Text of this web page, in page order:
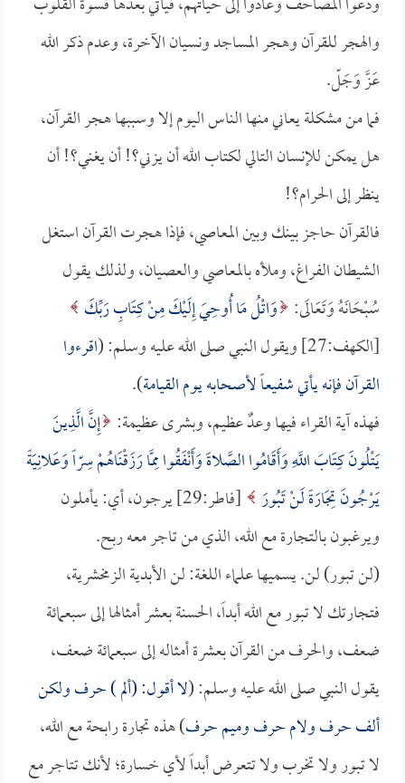
والهجر للقرآن وهجر المساجد ونسيان الآخرة، وعدم ذكر الله
عَزَّ وَجَلّ.
فما من مشكلة يعاني منها الناس اليوم إلا وسببها هجر القرآن،
هل يمكن للإنسان التالي لكتاب الله أن يزني؟! أن يغني؟! أن
ينظر إلى الحرام؟!
فالقرآن حاجز بينك وبين المعاصي، فإذا هجرت القرآن استغل
الشيطان الفراغ، وملأه بالمعاصي والعصيان، ولذلك يقول
سُبْحَانَهُ وَتَعَالَى: وَاتْلُ مَا أُوحِيَ إِلَيْكَ مِنْ كِتَابِ رَبِّكَ
[الكهف:27] ويقول النبي صلى الله عليه وسلم: (
اقرءوا
القرآن فإنه يأتي شفيعاً لأصحابه يوم القيامة).
فهذه آية القراء فيها وعدٌ عظيم، وبشرى عظيمة: إِنَّ الَّذِينَ
يَتْلُونَ كِتَابَ اللَّهِ وَأَقَامُوا الصَّلاةَ وَأَنْفَقُوا مِمَّا رَزَقْنَاهُمْ سِرّاً وَعَلانِيَةً
يَرْجُونَ تِجَارَةً لَنْ تَبُورَ
[فاطر:29] يرجون، أي: يأملون
ويرغبون بالتجارة مع الله، الذي من تاجر معه ربح.
(لن تبور) لن. يسميها علماء اللغة: لن الأبدية الزمخشرية،
فتجارتك لا تبور مع الله أبداً، الحسنة بعشر أمثالها إلى سبعمائة
ضعف، والحرف من القرآن بعشرة أمثاله إلى سبعمائة ضعف،
يقول النبي صلى الله عليه وسلم: (لا أقول: (ألم ) حرف ولكن
ألف حرف ولام حرف وميم حرف) هذه تجارة رابحة مع الله،
لا تبور ولا تخرب ولا تتعرض أبداً لأي خسارة؛ لأنك تتاجر مع